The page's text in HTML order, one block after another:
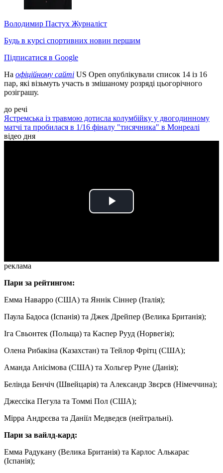
Володимир Пастух Журналіст
Будь в курсі спортивних новин першим
Підписатися в Google
На офіційному сайті US Open опублікували список 14 із 16
пар, які візьмуть участь в змішаному розряді цьогорічного
розіграшу.
до речі
Ястремська із травмою дотисла колумбійку у двогодинному
матчі та пробилася в 1/16 фіналу "тисячника" в Монреалі
відео дня
Play
реклама
Пари за рейтингом:
Емма Наварро (США) та Яннік Сіннер (Італія);
Паула Бадоса (Іспанія) та Джек Дрейпер (Велика Британія);
Іга Свьонтек (Польща) та Каспер Рууд (Норвегія);
Олена Рибакіна (Казахстан) та Тейлор Фрітц (США);
Аманда Анісімова (США) та Хольгер Руне (Данія);
Белінда Бенчіч (Швейцарія) та Александр Звєрєв (Німеччина);
Джессіка Пегула та Томмі Пол (США);
Мірра Андрєєва та Даніїл Медведєв (нейтральні).
Пари за вайлд-кард:
Емма Радукану (Велика Британія) та Карлос Алькарас
(Іспанія);